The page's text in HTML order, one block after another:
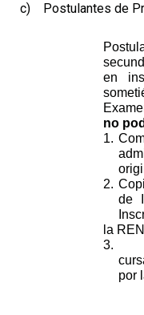
c) Postulantes de
en
no
1.
2.
de
la
3.
por